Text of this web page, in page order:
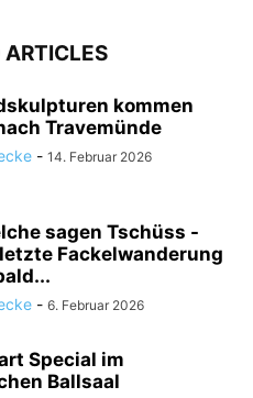
ARTICLES
kommen
Travemünde
- 14. Februar 2026
sagen Tschüss -
Fackelwanderung
- 6. Februar 2026
Special im
Ballsaal